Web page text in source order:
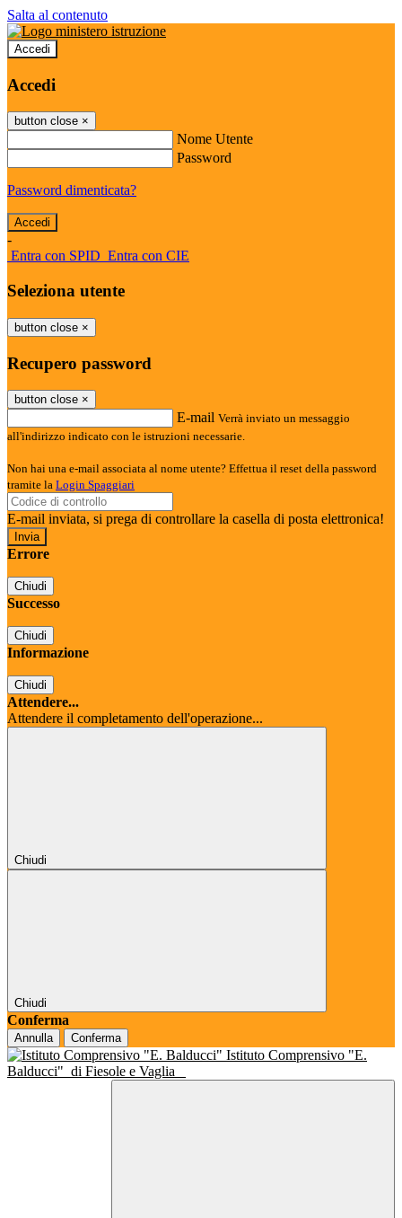
Salta al contenuto
Accedi
Accedi
button close ×
Nome Utente
Password
Password dimenticata?
-
Entra con SPID Entra con CIE
Seleziona utente
button close ×
Recupero password
button close ×
E-mail Verrà inviato un messaggio
all'indirizzo indicato con le istruzioni necessarie.
Non hai una e-mail associata al nome utente? Effettua il reset della password
tramite la Login Spaggiari
E-mail inviata, si prega di controllare la casella di posta elettronica!
Errore
Chiudi
Successo
Chiudi
Informazione
Chiudi
Attendere...
Attendere il completamento dell'operazione...
Chiudi
Chiudi
Conferma
Annulla Conferma
Istituto Comprensivo "E.
Balducci" di Fiesole e Vaglia